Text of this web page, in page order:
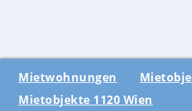
Mietwohnungen
Mietobjekte 1120 Wien